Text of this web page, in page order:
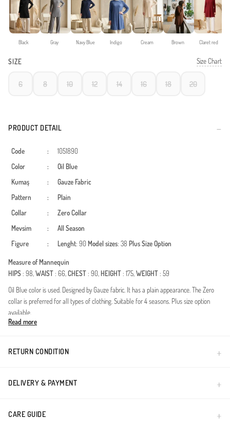
Black Gray Navy Blue Indigo Cream Brown Claret red
SIZE Size Chart
6 8 10 12 14 16 18 20
PRODUCT DETAIL
Code :
1051890
Color
:
Oil Blue
Kumaş
:
Gauze Fabric
Pattern
:
Plain
Collar
:
Zero Collar
Mevsim
:
All Season
Figure
: Lenght: 90 Model sizes: 38 Plus Size Option
Measure of Mannequin
HIPS: 98,WAIST: 66,CHEST: 90, HEIGHT: 175,WEIGHT: 59
Oil Blue color is used. Designed by Gauze fabric. It has a plain appearance. The Zero
collar is preferred for all types of clothing. Suitable for 4 seasons. Plus size option
available.
Dit ontwerp is een hoeksteen van de moderne bescheiden mode en is speciaal
belangrijkste kenmerk, de double stof technologie, staat bekend om zijn stevige
double-knit stof voor een premium gevoel.Details: De flexibele elastische structuur bij
het ervoor dat u zich op elk moment van de dag zelfverzekerd voelt.Seizoen: Geschikt
Read more
RETURN CONDITION
DELIVERY & PAYMENT
CARE GUIDE